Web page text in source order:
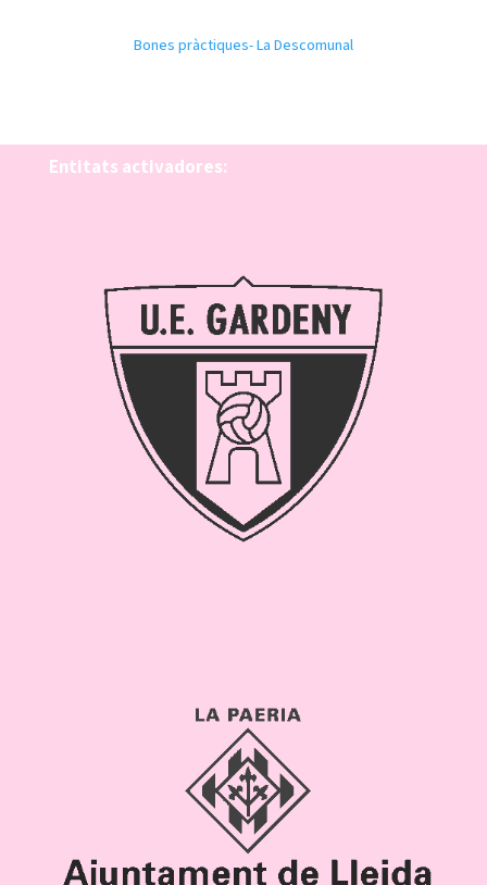
Bones pràctiques- La Descomunal
Entitats activadores: